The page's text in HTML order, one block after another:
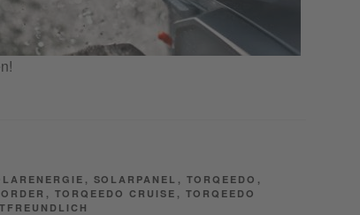
, SOLARPANEL , TORQEEDO ,
, TORQEEDO CRUISE , TORQEEDO